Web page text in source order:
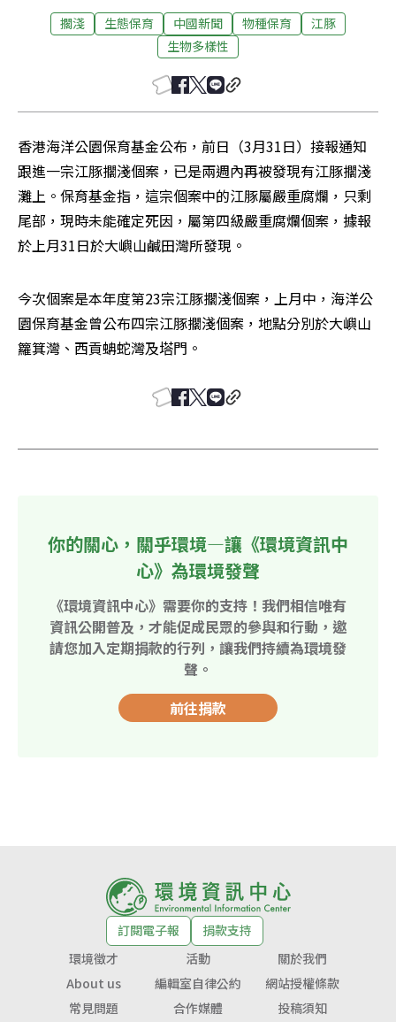
擱淺 生態保育 中國新聞 物種保育
江豚
生物多樣性
香港海洋公園保育基金公布，前日（3月31日）接報通知
跟進一宗江豚擱淺個案，已是兩週內再被發現有江豚擱淺
灘上。保育基金指，這宗個案中的江豚屬嚴重腐爛，只剩
尾部，現時未能確定死因，屬第四級嚴重腐爛個案，據報
於上月31日於大嶼山鹹田灣所發現。
今次個案是本年度第23宗江豚擱淺個案，上月中，海洋公
園保育基金曾公布四宗江豚擱淺個案，地點分別於大嶼山
籮箕灣、西貢蚺蛇灣及塔門。
你的關心，關乎環境—讓《環境資訊中
心》為環境發聲
《環境資訊中心》需要你的支持！我們相信唯有
資訊公開普及，才能促成民眾的參與和行動，邀
請您加入定期捐款的行列，讓我們持續為環境發
聲。
前往捐款
訂閱電子報
捐款支持
環境徵才
活動
關於我們
About us
編輯室自律公約
網站授權條款
常見問題
合作媒體 投稿須知